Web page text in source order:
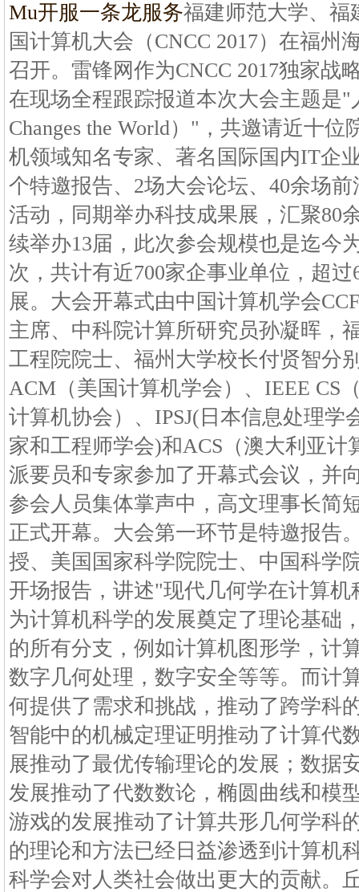
Mu开服一条龙服务福建师范大学、福
国计算机大会（CNCC 2017）在福州
召开。雷锋网作为CNCC 2017独家战
在现场全程跟踪报道本次大会主题是
Changes the World）"，共邀请近十
机领域知名专家、著名国际国内IT企
个特邀报告、2场大会论坛、40余场
活动，同期举办科技成果展，汇聚80
续举办13届，此次参会规模也是迄今
次，共计有近700家企事业单位，超
展。大会开幕式由中国计算机学会
主席、中科院计算所研究员孙凝晖，
工程院院士、福州大学校长付贤智分
ACM（美国计算机学会）、IEEE CS
计算机协会）、IPSJ(日本信息处理学
家和工程师学会)和ACS（澳大利亚计
派要员和专家参加了开幕式会议，并
参会人员集体掌声中，高文理事长简
正式开幕。大会第一环节是特邀报告
授、美国国家科学院院士、中国科学
开场报告，讲述"现代几何学在计算
为计算机科学的发展奠定了理论基础
的所有分支，例如计算机图形学，计
数字几何处理，数字安全等等。而计
何提供了需求和挑战，推动了跨学科
智能中的机械定理证明推动了计算代
展推动了最优传输理论的发展；数据
发展推动了代数数论，椭圆曲线和模
游戏的发展推动了计算共形几何学科
的理论和方法已经日益渗透到计算机
科学会对人类社会做出更大的贡献。